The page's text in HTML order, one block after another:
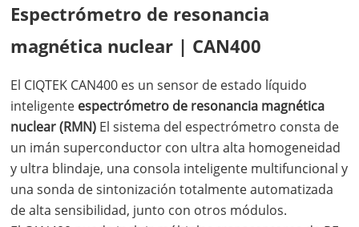
Espectrómetro de resonancia
magnética nuclear | CAN400
El CIQTEK CAN400 es un sensor de estado líquido
inteligente espectrómetro de resonancia magnética
nuclear (RMN) El sistema del espectrómetro consta de
un imán superconductor con ultra alta homogeneidad
y ultra blindaje, una consola inteligente multifuncional y
una sonda de sintonización totalmente automatizada
de alta sensibilidad, junto con otros módulos.